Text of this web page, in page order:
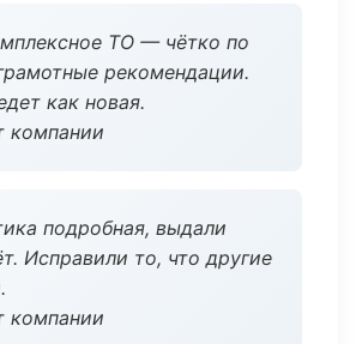
ТО — чётко по
рекомендации.
как новая.
компании
подробная, выдали
Исправили то, что другие
компании